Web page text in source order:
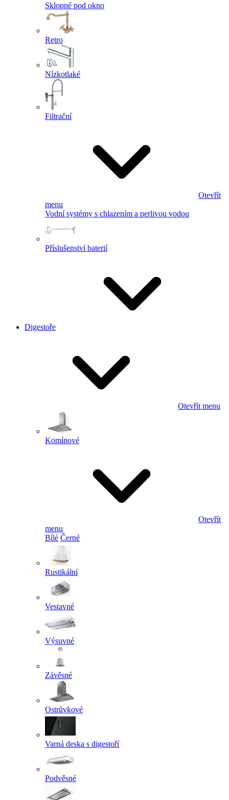
Sklopné pod okno
Retro
Nízkotlaké
Filtrační
Otevřít
menu
Vodní systémy s chlazením a perlivou vodou
Příslušenství baterií
Digestoře
Otevřít menu
Komínové
Otevřít
menu
Bílé Černé
Rustikální
Vestavné
Výsuvné
Závěsné
Ostrůvkové
Varná deska s digestoří
Podvěsné